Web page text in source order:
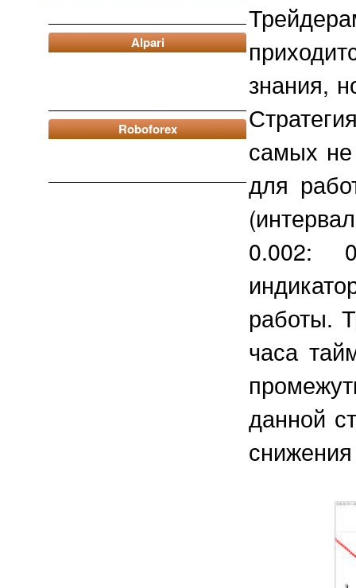
Alpari
Roboforex
знания,
самых не
для
0.002:
работы.
часа
данной